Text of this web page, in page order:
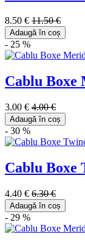
8.50 € 11.50 €
Adaugă în coș
- 25 %
Cablu Boxe
3.00 € 4.00 €
Adaugă în coș
- 30 %
Cablu Boxe
4.40 € 6.30 €
Adaugă în coș
- 29 %